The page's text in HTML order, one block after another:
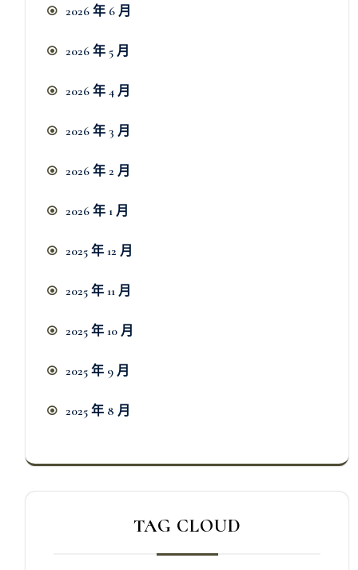
2026 年 6 月
2026 年 5 月
2026 年 4 月
2026 年 3 月
2026 年 2 月
2026 年 1 月
2025 年 12 月
2025 年 11 月
2025 年 10 月
2025 年 9 月
2025 年 8 月
TAG CLOUD